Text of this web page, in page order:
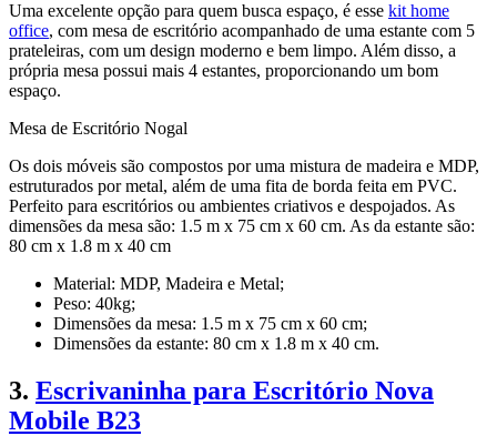
Uma excelente opção para quem busca espaço, é esse kit home
office, com mesa de escritório acompanhado de uma estante com 5
prateleiras, com um design moderno e bem limpo. Além disso, a
própria mesa possui mais 4 estantes, proporcionando um bom
espaço.
Mesa de Escritório Nogal
Os dois móveis são compostos por uma mistura de madeira e MDP,
estruturados por metal, além de uma fita de borda feita em PVC.
Perfeito para escritórios ou ambientes criativos e despojados. As
dimensões da mesa são: 1.5 m x 75 cm x 60 cm. As da estante são:
80 cm x 1.8 m x 40 cm
Material: MDP, Madeira e Metal;
Peso: 40kg;
Dimensões da mesa: 1.5 m x 75 cm x 60 cm;
Dimensões da estante: 80 cm x 1.8 m x 40 cm.
3. Escrivaninha para Escritório Nova
Mobile B23